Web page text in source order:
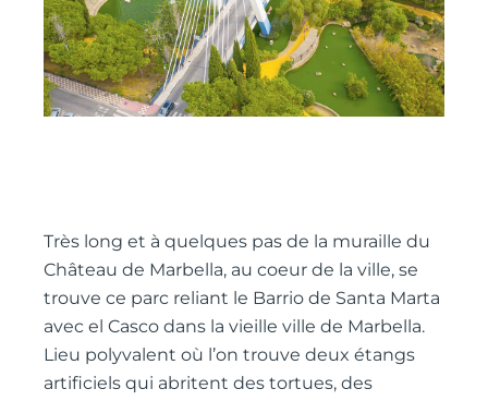
Très long et à quelques pas de la muraille du
Château de Marbella, au coeur de la ville, se
trouve ce parc reliant le Barrio de Santa Marta
avec el Casco dans la vieille ville de Marbella.
Lieu polyvalent où l’on trouve deux étangs
artificiels qui abritent des tortues, des